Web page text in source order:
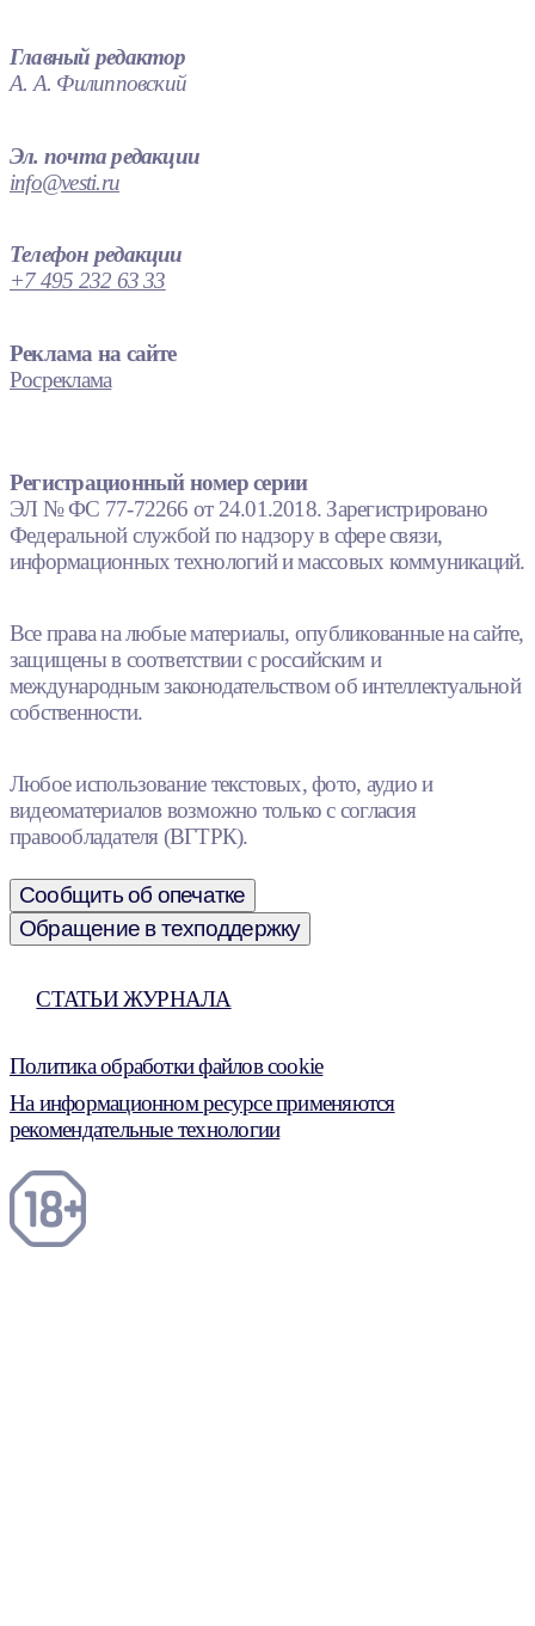
Главный редактор
А. А. Филипповский
Эл. почта редакции
info@vesti.ru
Телефон редакции
+7 495 232 63 33
Реклама на сайте
Росреклама
Регистрационный номер серии
ЭЛ № ФС 77-72266 от 24.01.2018. Зарегистрировано
Федеральной службой по надзору в сфере связи,
информационных технологий и массовых коммуникаций.
Все права на любые материалы, опубликованные на сайте,
защищены в соответствии с российским и
международным законодательством об интеллектуальной
собственности.
Любое использование текстовых, фото, аудио и
видеоматериалов возможно только с согласия
правообладателя (ВГТРК).
Сообщить об опечатке
Обращение в техподдержку
СТАТЬИ ЖУРНАЛА
Политика обработки файлов cookie
На информационном ресурсе применяются
рекомендательные технологии